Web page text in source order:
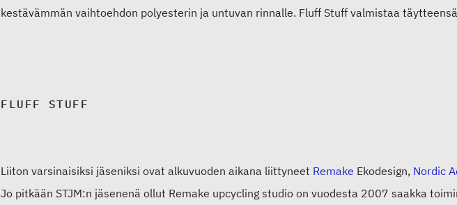
kestävämmän vaihtoehdon polyesterin ja untuvan rinnalle. Fluff Stuff valmistaa
FLUFF STUFF
Liiton varsinaisiksi jäseniksi ovat alkuvuoden aikana liittyneet Remake Ekodesign, Nordic
Jo pitkään STJM:n jäsenenä ollut Remake upcycling studio on vuodesta 2007 saakka